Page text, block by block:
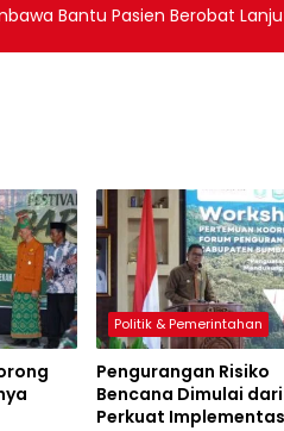
Bantu Pasien Berobat
Politik & Pemerintahan
Pengurangan Risiko
Bencana Dimulai dari
Perkuat